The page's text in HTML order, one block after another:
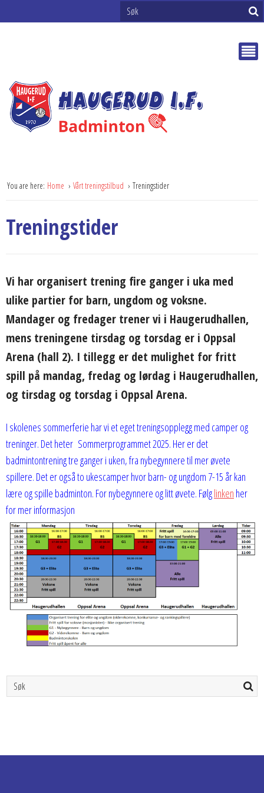
You are here: Home Vårt treningstilbud Treningstider
Treningstider
Vi har organisert trening fire ganger i uka med
ulike partier for barn, ungdom og voksne.
Mandager og fredager trener vi i Haugerudhallen,
mens treningene tirsdag og torsdag er i Oppsal
Arena (hall 2). I tillegg er det mulighet for fritt
spill på mandag, fredag og lørdag i Haugerudhallen,
og tirsdag og torsdag i Oppsal Arena.
I skolenes sommerferie har vi et eget treningsopplegg med camper og
treninger. Det heter Sommerprogrammet 2025. Her er det
badmintontrening tre ganger i uken, fra nybegynnere til mer øvete
spillere. Det er også to ukescamper hvor barn- og ungdom 7-15 år kan
lære og spille badminton. For nybegynnere og litt øvete. Følglinken her
for mer informasjon